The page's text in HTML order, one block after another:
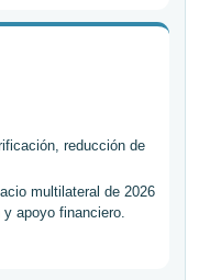
reducción de
multilateral de 2026
apoyo financiero.